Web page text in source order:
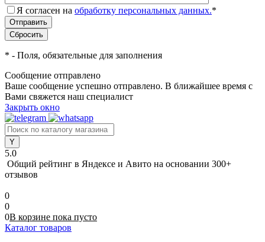
Я согласен на обработку персональных данных.*
* - Поля, обязательные для заполнения
Сообщение отправлено
Ваше сообщение успешно отправлено. В ближайшее время с
Вами свяжется наш специалист
Закрыть окно
5.0
Общий рейтинг в Яндексе и Авито на основании 300+
отзывов
0
0
0В корзине пока пусто
Каталог товаров